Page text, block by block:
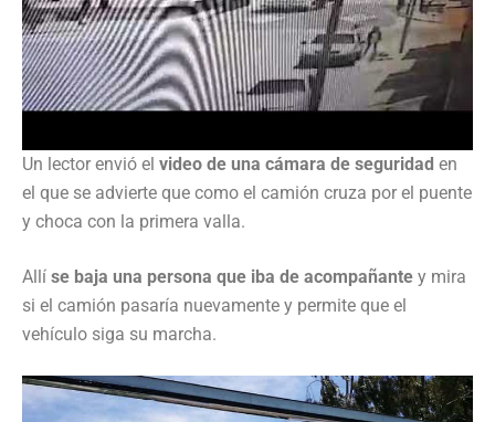
Un lector envió el video de una cámara de seguridad en
el que se advierte que como el camión cruza por el puente
y choca con la primera valla.
Allí se baja una persona que iba de acompañante y mira
si el camión pasaría nuevamente y permite que el
vehículo siga su marcha.